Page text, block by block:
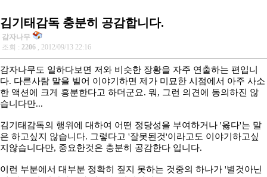
김기태감독 충분히 공감합니다.
감자나무
조회 : 2206 , 2012/09/13 22:16
감자나무도 일하다보면 저와 비슷한 장황을 자주 연출하는 편입니
다. 다른사람 말을 빌어 이야기하면 제가 미묘한 시점에서 아주 사소
한 액션에 크게 흥분한다고 하더군요. 뭐, 그런 의견에 동의하진 않
습니다만...
김기태감독의 행위에 대하여 어떤 정당성을 부여하거나 '옳다'는 말
은 하고싶지 않습니다. 그렇다고 '잘못된것'이라고도 이야기하고싶
지않습니다만, 중요한것은 충분히 공감한다 입니다.
이런 부분에서 대부분 정확히 짚지 못하는 것중의 하나가 '별것아닌